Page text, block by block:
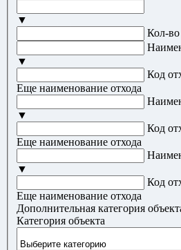
▼
Кол-во
▼
Код
Еще наименование отхода
▼
Код
Еще наименование отхода
▼
Код
Еще наименование отхода
Дополнительная категория
Категория объекта